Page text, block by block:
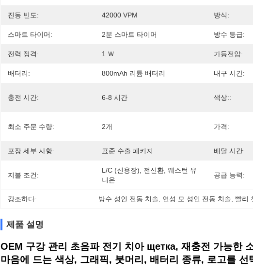
진동 빈도: 42000 VPM 방식:
스마트 타이머: 2분 스마트 타이머 방수 등급:
전력 정격: 1 Ｗ 가등전압:
배터리: 800mAh 리튬 배터리 내구 시간:
충전 시간: 6-8 시간 색상::
최소 주문 수량: 2개 가격:
포장 세부 사항: 표준 수출 패키지 배달 시간:
지불 조건:
L/C (신용장), 전신환, 웨스턴 유
니온
공급 능력:
강조하다: 방수 성인 전동 치솔 연성 모 성인 전동 치솔 빨리
제품 설명
OEM 구강 관리 초음파 전기 치아 щетка, 재충전 가능한
마음에 드는 색상, 그래픽, 붓머리, 배터리 종류, 로고를 선